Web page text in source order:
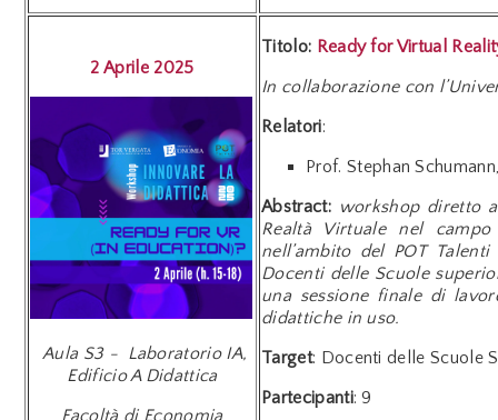
2 Aprile 2025
Aula S3 - Laboratorio IA,
Edificio A Didattica
Facoltà di Economia
Titolo: Ready for Virtual
In collaborazione con
Relatori:
Prof. Stephan
Abstract: workshop diretto
Realtà Virtuale nel
nell’ambito del POT
Docenti delle Scuole
una sessione finale di
didattiche in uso.
Target: Docenti delle Scuole
Partecipanti: 9